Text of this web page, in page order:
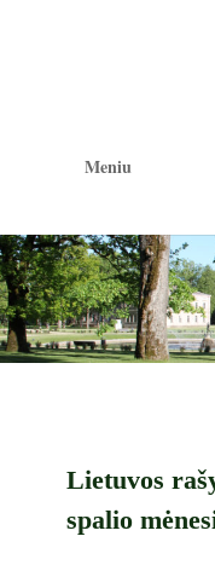
Meniu
Lietuvos
spalio